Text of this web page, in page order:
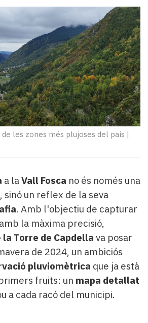
de les zones més plujoses del país |
a laVall Fosca no és només una
sinó un reflex de la seva
. Amb l'objectiu de capturar
la màxima precisió,
Torre de Capdella va posar
de 2024, un ambiciós
pluviomètrica que ja està
fruits: un mapa detallat
a cada racó del municipi.